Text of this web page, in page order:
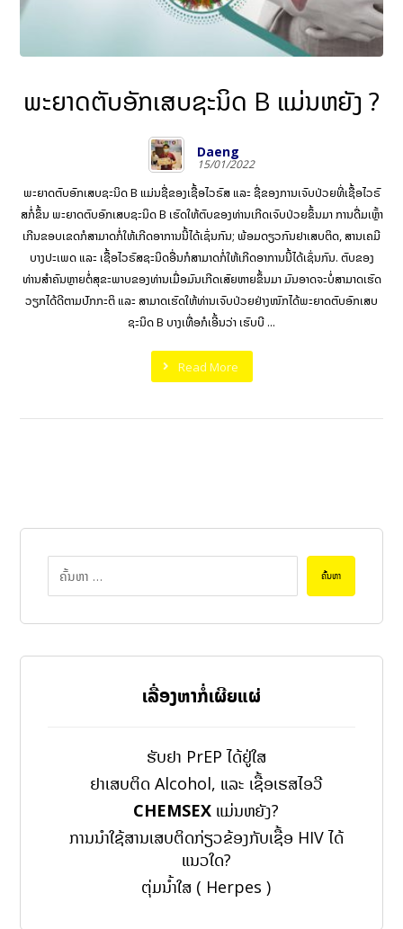
ພະຍາດຕັບອັກເສບຊະນິດ B ແມ່ນຫຍັງ ?
Daeng
15/01/2022
ພ​ະ​ຍາດ​ຕັບ​ອັກ​ເສບ​ຊະ​ນິດ B ແມ່ນ​ຊື່​ຂອງ​ເຊື້ອ​ໄວ​ຣັ​ສ​ ແລະ ​ຊື່​ຂອງ​ການ​ເຈັບ​ປ່ວຍ​ທີ່ເຊື້ອ​ໄວ​ຣັ​
ສ​​ກໍ່ຂຶ້ນ ພະ​ຍາດ​ຕັບ​ອັກ​ເສບ​ຊະ​ນິດ B ​ເຮັດ​ໃຫ້​ຕັບ​ຂອງ​ທ່ານ​ເກີດ​ເຈັບ​​ປ່ວຍ​ຂຶ້ນ​ມາ ການ​ດື່ມ​ເຫຼົ້າ​
ເກີນ​ຂອບ​ເຂດ​ກໍ​ສາ​ມາດ​ກໍ່​ໃຫ້​ເກີດ​ອາ​ການນີ້​ໄດ້​ເຊັ່ນ​ກັນ; ພ້ອມ​ດຽວ​ກັນຢາເສບ​ຕິດ​, ສານ​ເຄ​ມີ​
ບາງ​ປະ​ເພດ ​ແລະ ​ເຊື້ອ​ໄວຣັ​ສ​ຊະ​ນິດ​ອື່ນ​ກໍ​ສາ​ມາດ​ກໍ່​ໃຫ້​ເກີດ​ອາ​ການນີ້​ໄດ້ເຊັ່ນ​ກັນ. ຕັບ​ຂອງ​
ທ່ານ​ສຳ​ຄັນຫຼາຍ​ຕໍ່​ສຸ​ຂະ​ພາບ​ຂອງ​ທ່ານເມື່ອ​ມັນ​ເກີດ​ເສັຍ​ຫາຍ​ຂຶ້ນ​ມາ ມັນ​ອາດ​ຈະ​ບໍ່​ສາ​ມາດ​ເຮັດ​
ວຽກ​ໄດ້​ດີ​ຕາມ​ປົກ​ກະ​ຕິ ​ແລະ​ ສາ​ມາດ​ເຮັດ​ໃຫ້​ທ່ານ​ເຈັບ​ປ່ວຍ​ຢ່າງ​ໜັກ​ໄດ້ພະ​ຍາດ​ຕັບ​ອັກ​ເສບ​
ຊະ​ນິດ B ບາງ​ເທື່ອ​ກໍ​ເອີ້ນ​ວ່າ ເຮັບ​ບີ ...
Read More
ຄົ້ນຫາ
ເລື່ອງຫາກໍ່ເຜີຍແຜ່
ຮັບຢາ PrEP ໄດ້ຢູ່ໃສ
ຢາເສບຕິດ Alcohol, ແລະ ເຊື້ອເຮສໄອວີ
CHEMSEX ແມ່ນຫຍັງ?
ການນຳໃຊ້ສານເສບຕິດກ່ຽວຂ້ອງກັບເຊື້ອ HIV ໄດ້
ແນວໃດ?
ຕຸ່ມນ້ຳໃສ ( Herpes )